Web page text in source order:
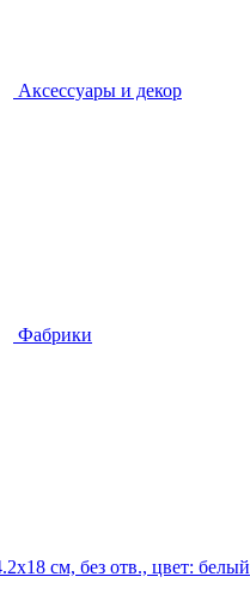
Аксессуары и декор
Фабрики
см, без отв., цвет: белый